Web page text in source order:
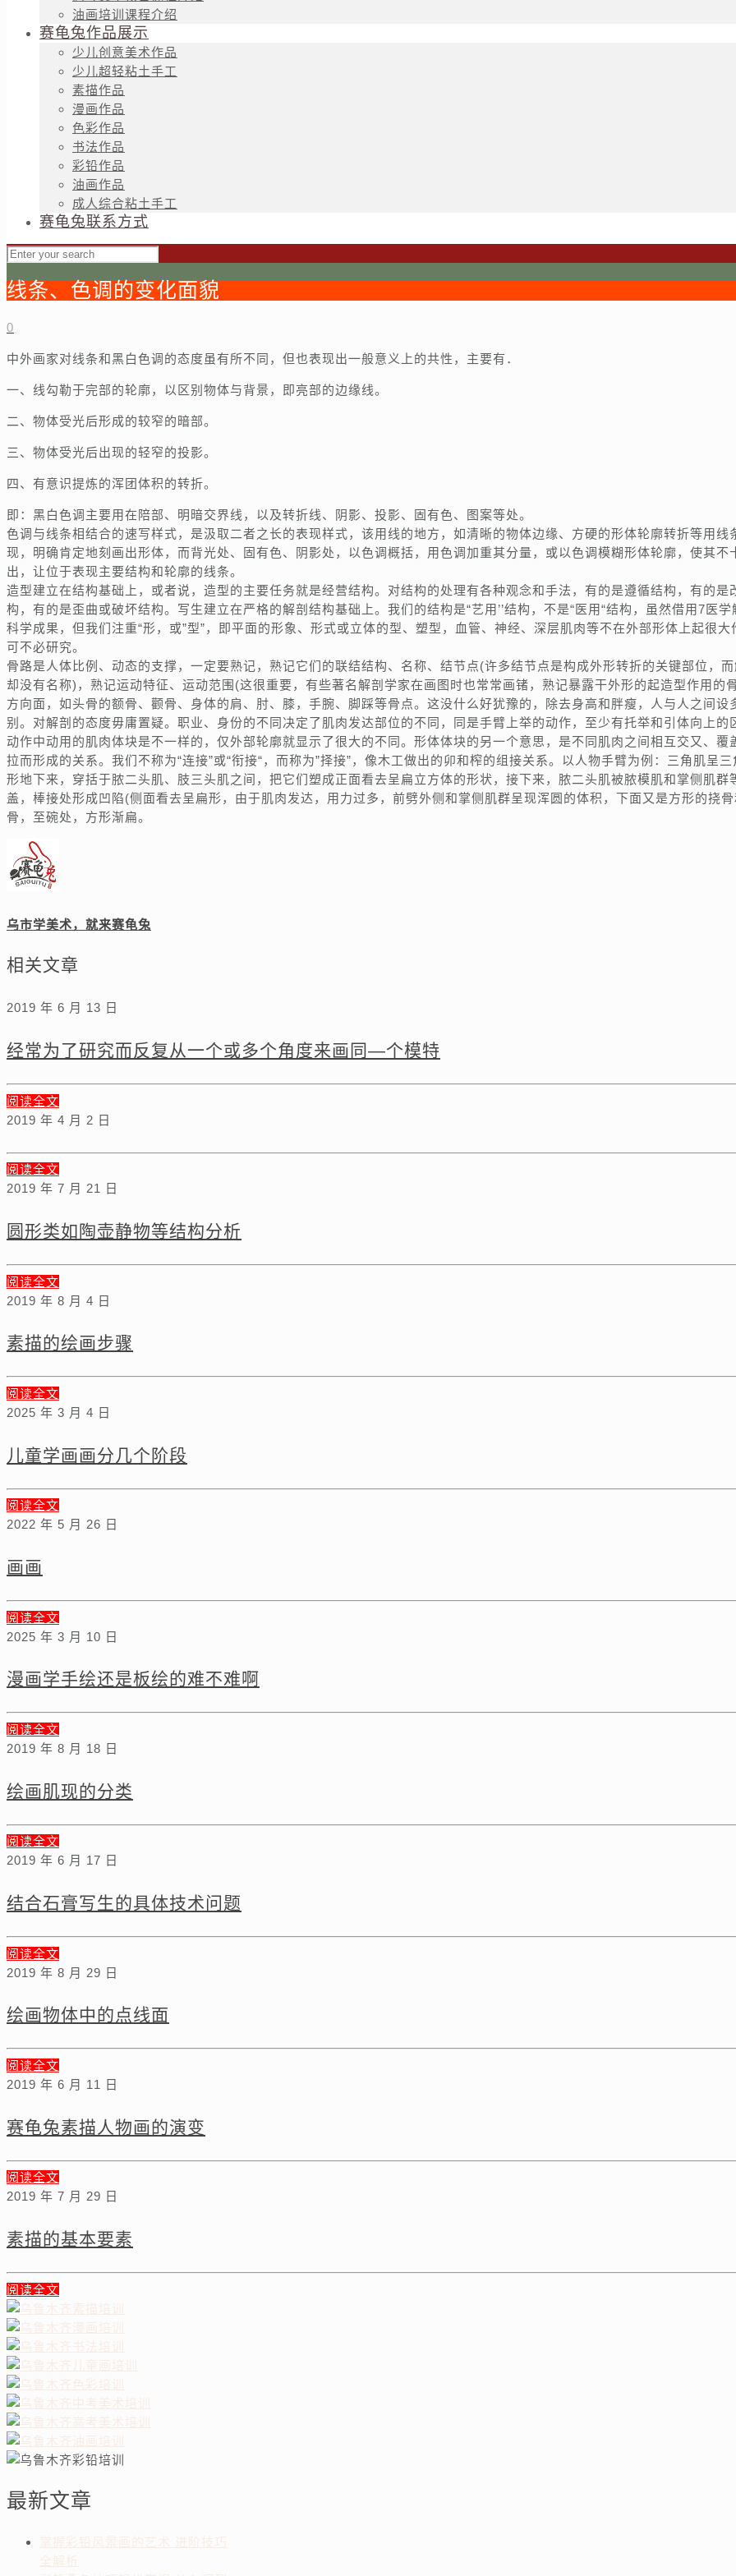
油画培训课程介绍
赛龟兔作品展示
少儿创意美术作品
少儿超轻粘土手工
素描作品
漫画作品
色彩作品
书法作品
彩铅作品
油画作品
成人综合粘土手工
赛龟兔联系方式
线条、色调的变化面貌
0
中外画家对线条和黑白色调的态度虽有所不同，但也表现出一般意义上的共性，主要有．
一、线勾勒于完部的轮廓，以区别物体与背景，即亮部的边缘线。
二、物体受光后形成的较窄的暗部。
三、物体受光后出现的轻窄的投影。
四、有意识提炼的浑团体积的转折。
即：黑白色调主要用在陪部、明暗交界线，以及转折线、阴影、投影、固有色、图案等处。
色调与线条相结合的速写样式，是汲取二者之长的表现样式，该用线的地方，如清晰的物体边缘、方硬的形体轮廓转折等用线
现，明确肯定地刻画出形体，而背光处、固有色、阴影处，以色调概括，用色调加重其分量，或以色调模糊形体轮廓，使其不
出，让位于表现主要结构和轮廓的线条。
造型建立在结构基础上，或者说，造型的主要任务就是经营结构。对结构的处理有各种观念和手法，有的是遵循结构，有的是
构，有的是歪曲或破坏结构。写生建立在严格的解剖结构基础上。我们的结构是“艺用’’结构，不是“医用“结构，虽然借用7医学
科学成果，但我们注重“形，或”型”，即平面的形象、形式或立体的型、塑型，血管、神经、深层肌肉等不在外部形体上起很大
可不必研究。
骨路是人体比例、动态的支撑，一定要熟记，熟记它们的联结结构、名称、结节点(许多结节点是构成外形转折的关键部位，而
却没有名称)，熟记运动特征、运动范围(这很重要，有些著名解剖学家在画图时也常常画锗，熟记暴露干外形的起造型作用的
方向面，如头骨的额骨、颧骨、身体的肩、肘、膝，手腕、脚踩等骨点。这没什么好犹豫的，除去身高和胖瘦，人与人之间设
别。对解剖的态度毋庸置疑。职业、身份的不同决定了肌肉发达部位的不同，同是手臂上举的动作，至少有托举和引体向上的
动作中动用的肌肉体块是不一样的，仅外部轮廓就显示了很大的不同。形体体块的另一个意思，是不同肌肉之间相互交又、覆
拉而形成的关系。我们不称为“连接”或“衔接“，而称为”择接”，像木工做出的卯和榨的组接关系。以人物手臂为例：三角肌呈三
形地下来，穿括于脓二头肌、肢三头肌之间，把它们塑成正面看去呈扁立方体的形状，接下来，脓二头肌被脓模肌和掌侧肌群
盖，棒接处形成凹陷(侧面看去呈扁形，由于肌肉发达，用力过多，前劈外侧和掌侧肌群呈现浑圆的体积，下面又是方形的挠骨
骨，至碗处，方形渐扁。
乌市学美术，就来赛龟兔
相关文章
2019 年 6 月 13 日
经常为了研究而反复从一个或多个角度来画同—个模特
阅读全文
2019 年 4 月 2 日
阅读全文
2019 年 7 月 21 日
圆形类如陶壶静物等结构分析
阅读全文
2019 年 8 月 4 日
素描的绘画步骤
阅读全文
2025 年 3 月 4 日
儿童学画画分几个阶段
阅读全文
2022 年 5 月 26 日
画画
阅读全文
2025 年 3 月 10 日
漫画学手绘还是板绘的难不难啊
阅读全文
2019 年 8 月 18 日
绘画肌现的分类
阅读全文
2019 年 6 月 17 日
结合石膏写生的具体技术问题
阅读全文
2019 年 8 月 29 日
绘画物体中的点线面
阅读全文
2019 年 6 月 11 日
赛龟兔素描人物画的演变
阅读全文
2019 年 7 月 29 日
素描的基本要素
阅读全文
最新文章
掌握彩铅风景画的艺术 进阶技巧
全解析